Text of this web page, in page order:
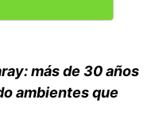
más de 30 años
ambientes que